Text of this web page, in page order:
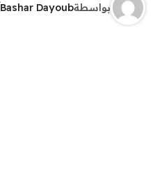
بواسطةBashar Dayoub